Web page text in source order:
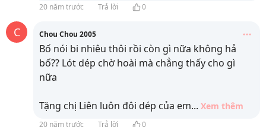
20 năm trước Trả lời 0
C Chou Chou 2005
Bố nói bi nhiêu thôi rồi còn gì nữa không hả
bố?? Lót dép chờ hoài mà chẳng thấy cho gì
nữa
Tặng chị Liên luôn đôi dép của em... Xem thêm
20 năm trước Trả lời 0